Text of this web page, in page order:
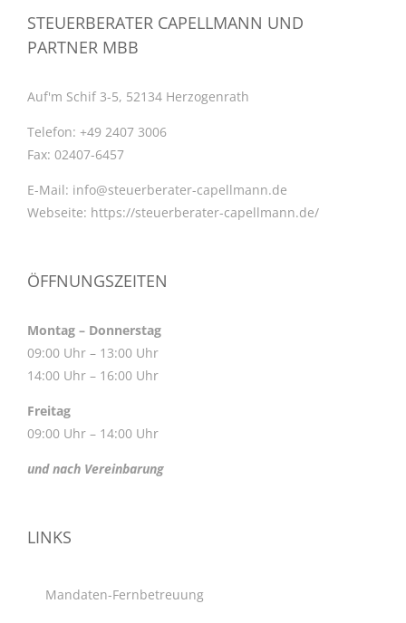
STEUERBERATER CAPELLMANN UND
PARTNER MBB
Auf'm Schif 3-5, 52134 Herzogenrath
Telefon: +49 2407 3006
Fax: 02407-6457
E-Mail: info@steuerberater-capellmann.de
Webseite: https://steuerberater-capellmann.de/
ÖFFNUNGSZEITEN
Montag – Donnerstag
09:00 Uhr – 13:00 Uhr
14:00 Uhr – 16:00 Uhr
Freitag
09:00 Uhr – 14:00 Uhr
und nach Vereinbarung
LINKS
Mandaten-Fernbetreuung